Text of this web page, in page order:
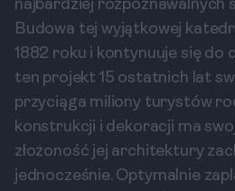
najbardziej rozpoznawalnych
Budowa tej wyjątkowej
1882 roku i kontynuuje się do
ten projekt 15 ostatnich lat
przyciąga miliony turystów
konstrukcji i dekoracji ma
złożoność jej architektury
jednocześnie. Optymalnie